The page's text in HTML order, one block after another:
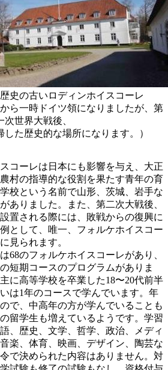
史の古いロディンホイスコーレ
から一時ドイツ領になりましたが、第
次世界大戦後、
た歴史的な場所になります。）
コーレは日本にも影響を与え、大正
村の指導的な役割を果たす青年の育
校という名前で山形、茨城、岩手な
ありました。また、第二次大戦後、
置される際には、敗戦からの復興に
として、唯一、フォルケホイスコー
見られます。
68のフォルケホイスコーレがあり、
短期コースのプログラムがありま
に高等学校を卒業した18〜20代前半
は1年のコースで学んでいます。年
で、中高年の方が学んでいることも
留学生も増えているようです。学習
、歴史、文学、哲学、政治、メディ
楽、体育、映画、デザイン、陶芸な
で決められた内容はありません。対